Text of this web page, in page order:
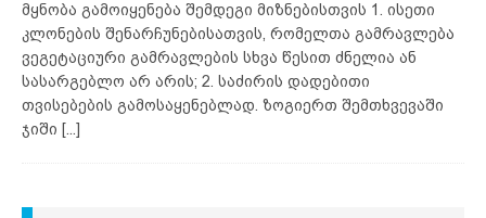
მყნობა გამოიყენება შემდეგი მიზნებისთვის 1. ისეთი
კლონების შენარჩუნებისათვის, რომელთა გამრავლება
ვეგეტაციური გამრავლების სხვა წესით ძნელია ან
სასარგებლო არ არის; 2. საძირის დადებითი
თვისებების გამოსაყენებლად. ზოგიერთ შემთხვევაში
ჯიში [...]